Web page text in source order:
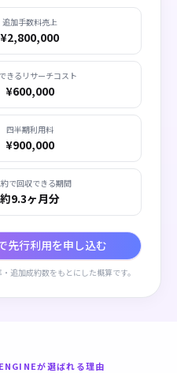
追加手数料売上
¥2,800,000
きるリサーチコスト
¥600,000
四半期利用料
¥900,000
で回収できる期間
約9.3ヶ月分
先行利用を申し込む
追加成約数をもとにした概算です。
が選ばれる理由